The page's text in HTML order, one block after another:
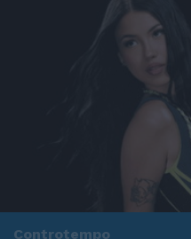
Controtempo